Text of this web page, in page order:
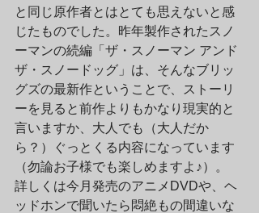
と同じ原作者とはとても思えないと感
じたものでした。昨年製作されたスノ
ーマンの続編「ザ・スノーマン アンド
ザ・スノードッグ」は、そんなブリッ
グズの最新作ということで、ストーリ
ーを見ると前作よりもかなり現実的と
言いますか、大人でも（大人だか
ら？）ぐっとくる内容になっています
（勿論お子様でも楽しめますよ♪）。
詳しくは今月発売のアニメDVDや、ヘ
ッドホンで聞いたら悶絶もの間違いな